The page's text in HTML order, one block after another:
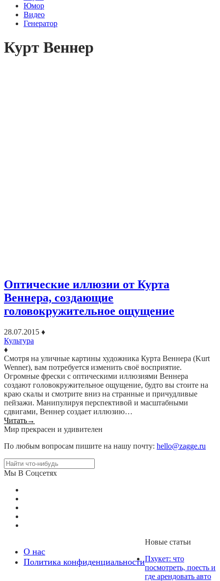
Юмор
Видео
Генератор
Курт Веннер
Оптические иллюзии от Курта
Веннера, создающие
головокружительное ощущение
28.07.2015 ♦
Культура
♦
Смотря на уличные картины художника Курта Веннера (Kurt
Wenner), вам потребуется изменить своё восприятие.
Огромные фрески с оптическими иллюзиями Веннера
создают головокружительное ощущение, будто вы стоите на
краю скалы и смотрите вниз на странные и причудливые
пейзажи. Манипулируя перспективой и масштабными
сдвигами, Веннер создает иллюзию…
Читать→
Мир прекрасен и удивителен
По любым вопросам пишите на нашу почту: hello@zagge.ru
Мы В Соцсетях
О нас
Политика конфиденциальности
Новые статьи
Пхукет: что
посмотреть, поесть и
где арендовать авто